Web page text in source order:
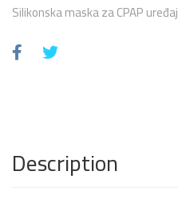
Silikonska maska za CPAP uređaj
Description